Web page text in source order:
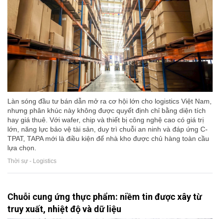
Làn sóng đầu tư bán dẫn mở ra cơ hội lớn cho logistics Việt Nam,
nhưng phân khúc này không được quyết định chỉ bằng diện tích
hay giá thuê. Với wafer, chip và thiết bị công nghệ cao có giá trị
lớn, năng lực bảo vệ tài sản, duy trì chuỗi an ninh và đáp ứng C-
TPAT, TAPA mới là điều kiện để nhà kho được chủ hàng toàn cầu
lựa chọn.
Thời sự - Logistics
Chuỗi cung ứng thực phẩm: niềm tin được xây từ
truy xuất, nhiệt độ và dữ liệu